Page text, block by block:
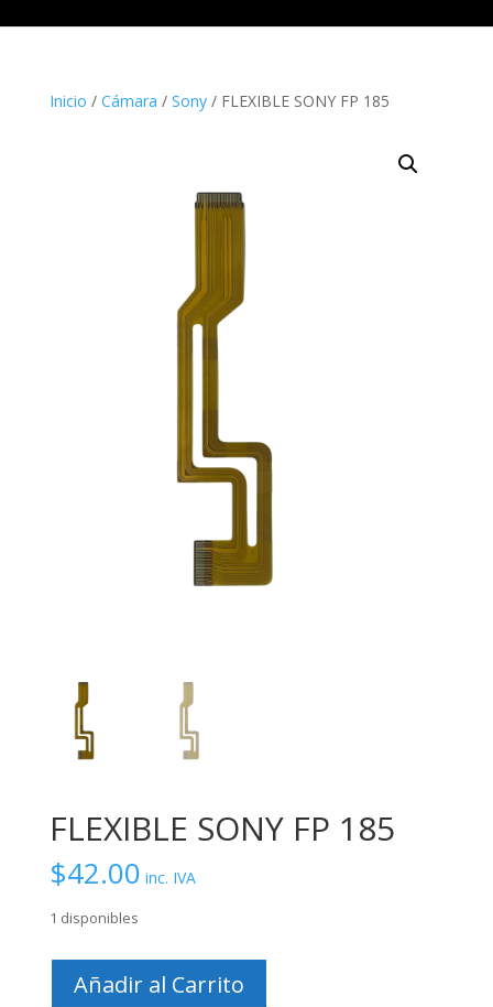
Inicio / Cámara / Sony/ FLEXIBLE SONY FP 185
FLEXIBLE SONY FP 185
$42.00 inc. IVA
1 disponibles
SONYAñadir al Carrito